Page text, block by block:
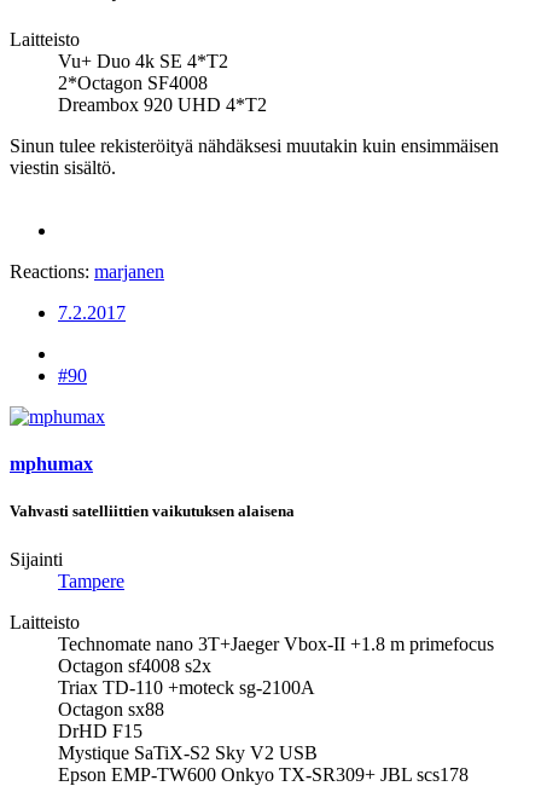
Laitteisto
Vu+ Duo 4k SE 4*T2
2*Octagon SF4008
Dreambox 920 UHD 4*T2
Sinun tulee rekisteröityä nähdäksesi muutakin kuin ensimmäisen
viestin sisältö.
Reactions: marjanen
7.2.2017
#90
mphumax
Vahvasti satelliittien vaikutuksen alaisena
Sijainti
Tampere
Laitteisto
Technomate nano 3T+Jaeger Vbox-II +1.8 m primefocus
Octagon sf4008 s2x
Triax TD-110 +moteck sg-2100A
Octagon sx88
DrHD F15
Mystique SaTiX-S2 Sky V2 USB
Epson EMP-TW600 Onkyo TX-SR309+ JBL scs178